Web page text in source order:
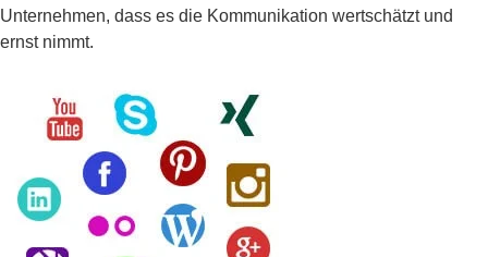
Unternehmen, dass es die Kommunikation wertschätzt und
ernst nimmt.